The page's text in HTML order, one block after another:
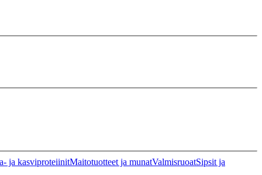
ja kasviproteiinitMaitotuotteet ja munatValmisruoatSipsit ja